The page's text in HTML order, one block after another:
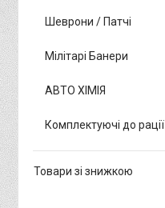
Шеврони / Патчі
Мілітарі Банери
АВТО ХІМІЯ
Комплектуючі до рації
Товари зі знижкою